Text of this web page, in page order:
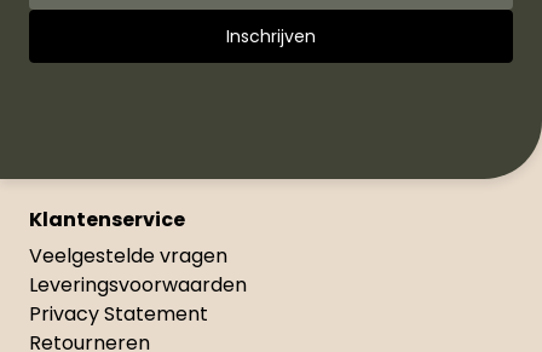
Klantenservice
Veelgestelde vragen
Leveringsvoorwaarden
Privacy Statement
Retourneren